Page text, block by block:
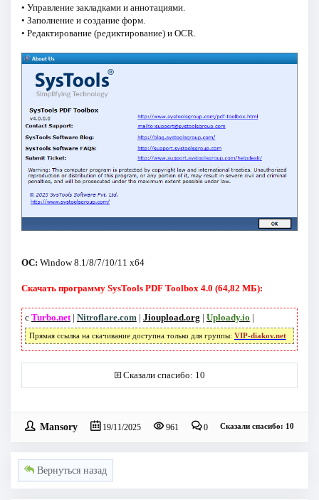
• Управление закладками и аннотациями.
• Заполнение и создание форм.
• Редактирование (редиктирование) и OCR.
ОС: Window 8.1/8/7/10/11 x64
Скачать программу SysTools PDF Toolbox 4.0 (64,82 МБ):
с Turbo.net| Nitroflare.com| Jioupload.org | Uploady.io |
Прямая ссылка на скачивание доступна только для группы: VIP-diakov.net
Сказали спасибо: 10
Mansory 19/11/2025 961 0 Сказали спасибо: 10
Вернуться назад